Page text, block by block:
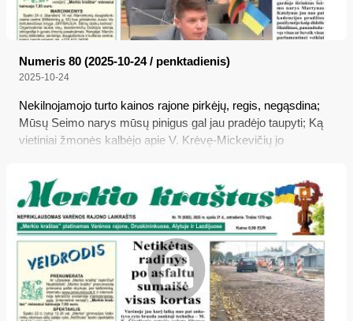
Numeris 80 (2025-10-24 / penktadienis)
2025-10-24
Nekilnojamojo turto kainos rajone pirkėjų, regis, negąsdina;
Mūsų Seimo narys mūsų pinigus gal jau pradėjo taupyti; Ką
vietiniai žmonės kalbėjo apie V. Krėvę-Mickevičių jo
Parlamentas atnaujino ES vairavimo taisykles